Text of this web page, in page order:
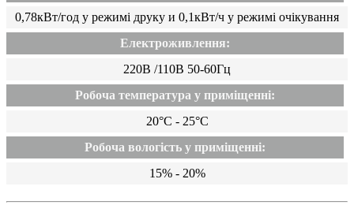
0,78кВт/год у режимі друку и 0,1кВт/ч у режимі очікування
Електроживлення:
220В /110В 50-60Гц
Робоча температура у приміщенні:
20°C - 25°C
Робоча вологість у приміщенні:
15% - 20%